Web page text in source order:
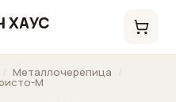
/ Металлочерепица /
M